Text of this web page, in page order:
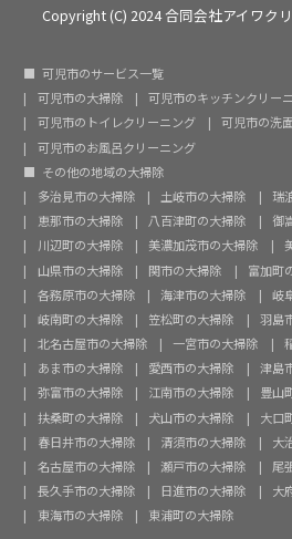
Copyright (C) 2024 合同会社アイワク
可児市のサービス一覧
可児市の大掃除
可児市のキッチンクリー
可児市のトイレクリーニング
可児市の洗
可児市のお風呂クリーニング
その他の地域の大掃除
多治見市の大掃除
土岐市の大掃除
瑞
恵那市の大掃除
八百津町の大掃除
御
川辺町の大掃除
美濃加茂市の大掃除
山県市の大掃除
関市の大掃除 富加町
各務原市の大掃除
海津市の大掃除
岐
岐南町の大掃除
笠松町の大掃除 羽島
北名古屋市の大掃除
一宮市の大掃除
あま市の大掃除
愛西市の大掃除 津島
弥富市の大掃除
江南市の大掃除 豊山
扶桑町の大掃除
犬山市の大掃除 大口
春日井市の大掃除
清須市の大掃除
大
名古屋市の大掃除
瀬戸市の大掃除
尾
長久手市の大掃除
日進市の大掃除
大
東海市の大掃除
東浦町の大掃除